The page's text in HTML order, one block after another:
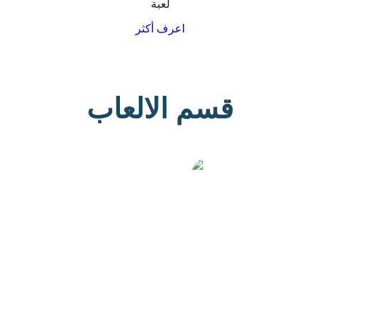
لعبة
اعرف أكثر
قسم الالعاب